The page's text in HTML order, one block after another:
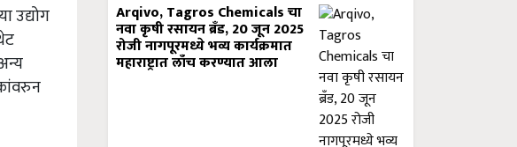
उद्योग
Arqivo, Tagros Chemicals चा
नवा कृषी रसायन ब्रँड, 20 जून 2025
रोजी नागपूरमध्ये भव्य कार्यक्रमात
महाराष्ट्रात लाँच करण्यात आला